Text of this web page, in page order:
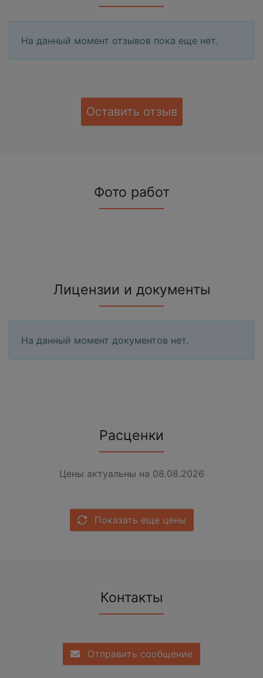
На данный момент отзывов пока еще нет.
Оставить отзыв
Фото работ
Лицензии и документы
На данный момент документов нет.
Расценки
Цены актуальны на 08.08.2026
Показать еще цены
Контакты
Отправить сообщение